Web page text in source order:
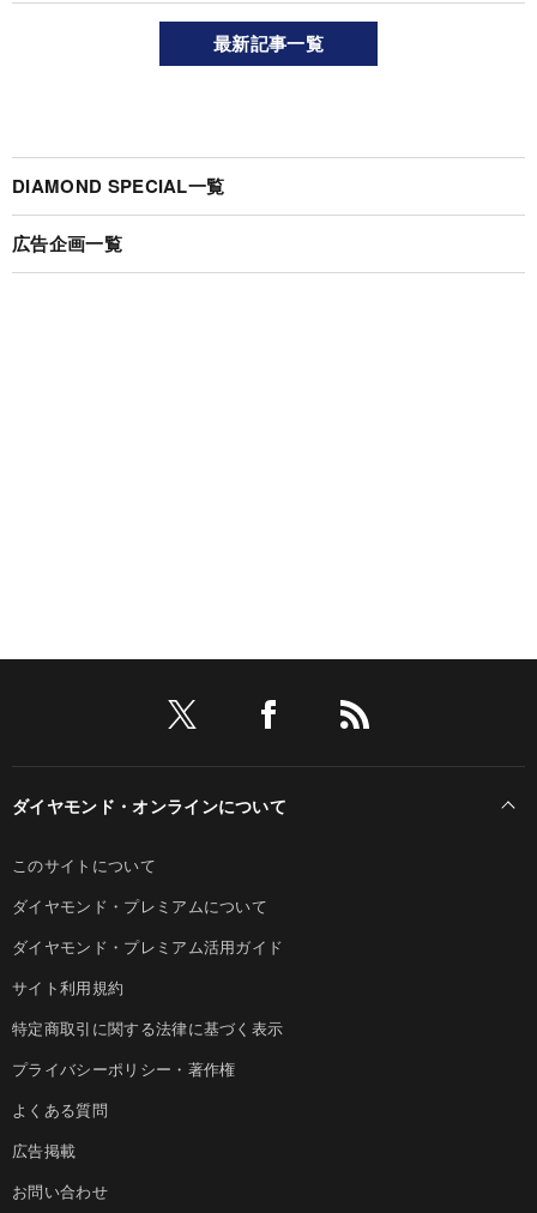
最新記事一覧
DIAMOND SPECIAL一覧
広告企画一覧
ダイヤモンド・オンラインについて
このサイトについて
ダイヤモンド・プレミアムについて
ダイヤモンド・プレミアム活用ガイド
サイト利用規約
特定商取引に関する法律に基づく表示
プライバシーポリシー・著作権
よくある質問
広告掲載
お問い合わせ